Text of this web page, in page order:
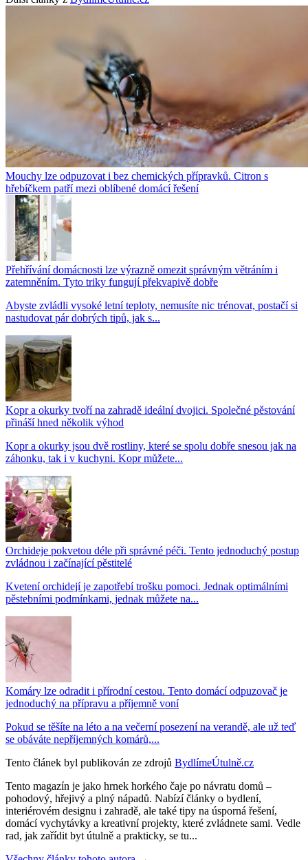
Mouchy lze odpuzovat i bez chemických přípravků. Citron s
hřebíčkem patří mezi oblíbené domácí řešení
Přehřívání domácnosti lze výrazně omezit správným větráním i
zatemněním. Tyto triky fungují překvapivě dobře
Abyste zvládli vysoké letní teploty, nemusíte nic trénovat, postačí si
nastudovat pár dobrých tipů, jak s...
Kopr a okurky tvoří na zahradě ideální dvojici. Společné pěstování
přináší hned několik výhod
Kopr a okurky jsou dvě rostliny, které se spolu dobře snesou jak na
záhonku, tak i v kuchyni. Kopr můžete...
Orchideje pokvetou déle při správné péči. Tento jednoduchý postup
zvládnou i začínající pěstitelé
Kvetení orchidejí je zapotřebí trošku pomoci. Jednak optimálními
pěstebními podmínkami, jednak můžete na...
Komáry lze odradit i přírodní cestou. Tento domácí odpuzovač je
jednoduchý na přípravu a příjemně voní
Pokud se těšíte na léto a na večerní posezení na verandě, ale už teď
se obáváte nepříjemných komárů,...
Tento článek byl publikován ze zdrojů BydlímeÚtulně.cz
Tento magazín je jako hrnek horkého čaje po návratu domů –
pohodový, hřejivý a plný nápadů. Nabízí články o bydlení,
interiérovém designu i zahradě, ale také tipy na úsporná řešení,
domácí vychytávky a kreativní projekty, které zvládnete sami. Vedle
rad, jak zařídit byt útulně a prakticky, se tu...